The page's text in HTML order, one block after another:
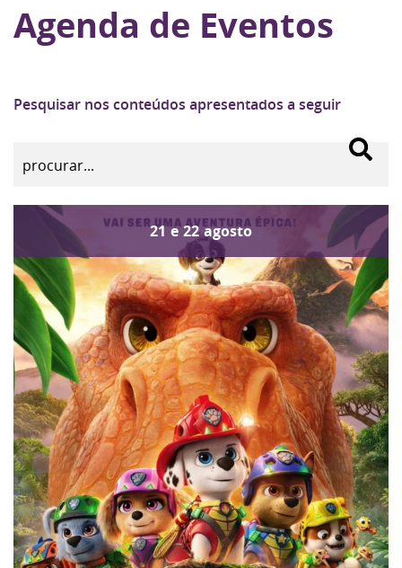
Agenda de Eventos
Pesquisar nos conteúdos apresentados a seguir
21 e 22 agosto